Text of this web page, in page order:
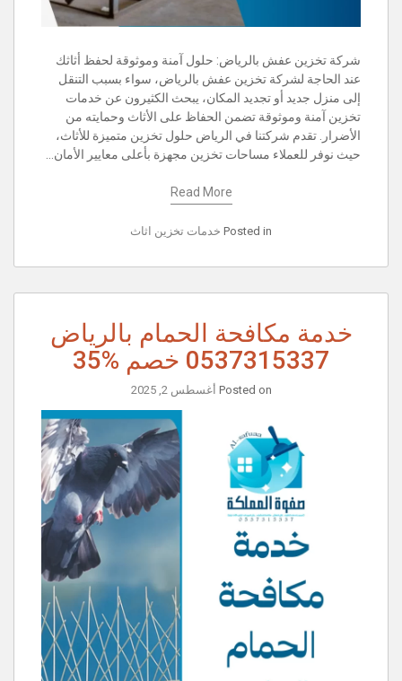
شركة تخزين عفش بالرياض: حلول آمنة وموثوقة لحفظ أثاثك
عند الحاجة لشركة تخزين عفش بالرياض، سواء بسبب التنقل
إلى منزل جديد أو تجديد المكان، يبحث الكثيرون عن خدمات
تخزين آمنة وموثوقة تضمن الحفاظ على الأثاث وحمايته من
الأضرار. تقدم شركتنا في الرياض حلول تخزين متميزة للأثاث،
حيث نوفر للعملاء مساحات تخزين مجهزة بأعلى معايير الأمان…
Read More
Posted in خدمات تخزين اثاث
خدمة مكافحة الحمام بالرياض
0537315337 خصم %35
Posted on أغسطس 2, 2025